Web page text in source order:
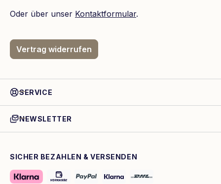
Oder über unser Kontaktformular.
Vertrag widerrufen
SERVICE
NEWSLETTER
SICHER BEZAHLEN & VERSENDEN